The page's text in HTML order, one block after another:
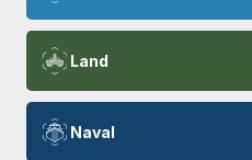
Land
Naval